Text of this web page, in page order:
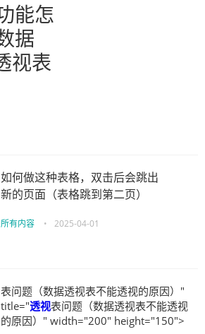
能怎
据
视表
如何做这种表格，双击后会跳出
新的页面（表格跳到第二页）
所有内容 • 2025-04-01
表问题（数据透视表不能透视的原因）"
title="透视表问题（数据透视表不能透视
的原因）" width="200" height="150">